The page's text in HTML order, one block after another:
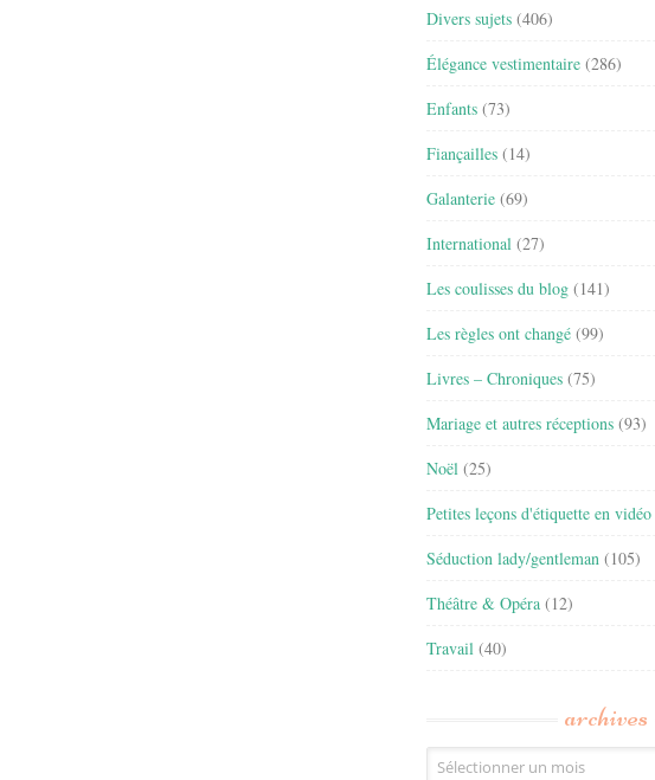
Divers sujets (406)
Élégance vestimentaire (286)
Enfants (73)
Fiançailles (14)
Galanterie (69)
International (27)
Les coulisses du blog (141)
Les règles ont changé (99)
Livres – Chroniques (75)
Mariage et autres réceptions (93)
Noël (25)
Petites leçons d'étiquette en vidéo
Séduction lady/gentleman (105)
Théâtre & Opéra (12)
Travail (40)
archives
Archives